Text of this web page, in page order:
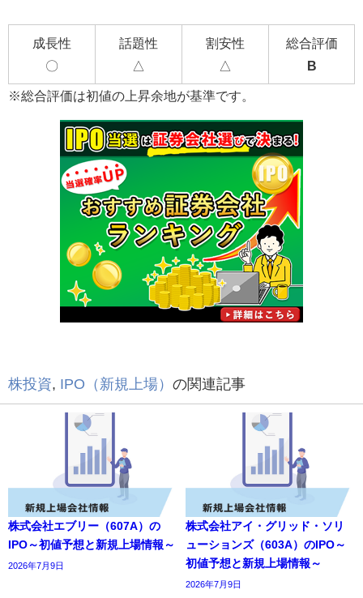
成長性
〇
話題性
△
割安性
△
総合評価
B
※総合評価は初値の上昇余地が基準です。
株投資, IPO（新規上場） の関連記事
株式会社エブリー（607A）の
IPO～初値予想と新規上場情報～
2026年7月9日
株式会社アイ・グリッド・ソリ
ューションズ（603A）のIPO～
初値予想と新規上場情報～
2026年7月9日